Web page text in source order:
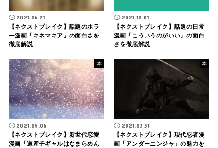
2021.06.21
【ネクストブレイク】話題のホラ
ー漫画「キネマキア」の面白さを
徹底解説
2021.10.01
【ネクストブレイク】話題の日常
漫画「こういうのがいい」の面白
さを徹底解説
本
2021.05.06
【ネクストブレイク】新世代恋愛
漫画「道産子ギャルはなまらめん
本
2021.03.31
【ネクストブレイク】現代忍者漫
画「アンダーニンジャ」の魅力を